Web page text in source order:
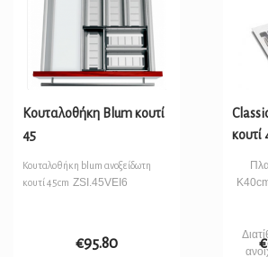
Κουταλοθήκη Blum κουτί
45
Κουταλοθήκη blum ανοξείδωτη
κουτί 45cm ZSI.45VEI6
€95.80
κουτί
€